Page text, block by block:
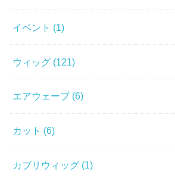
イベント (1)
ウィッグ (121)
エアウェーブ (6)
カット (6)
カブリウィッグ (1)